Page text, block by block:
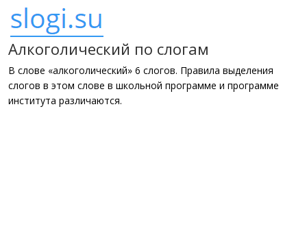
Алкоголический по слогам
В слове «алкоголический» 6 слогов. Правила выделения
слогов в этом слове в школьной программе и программе
института различаются.